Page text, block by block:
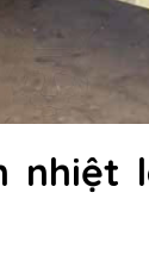
nhiệt